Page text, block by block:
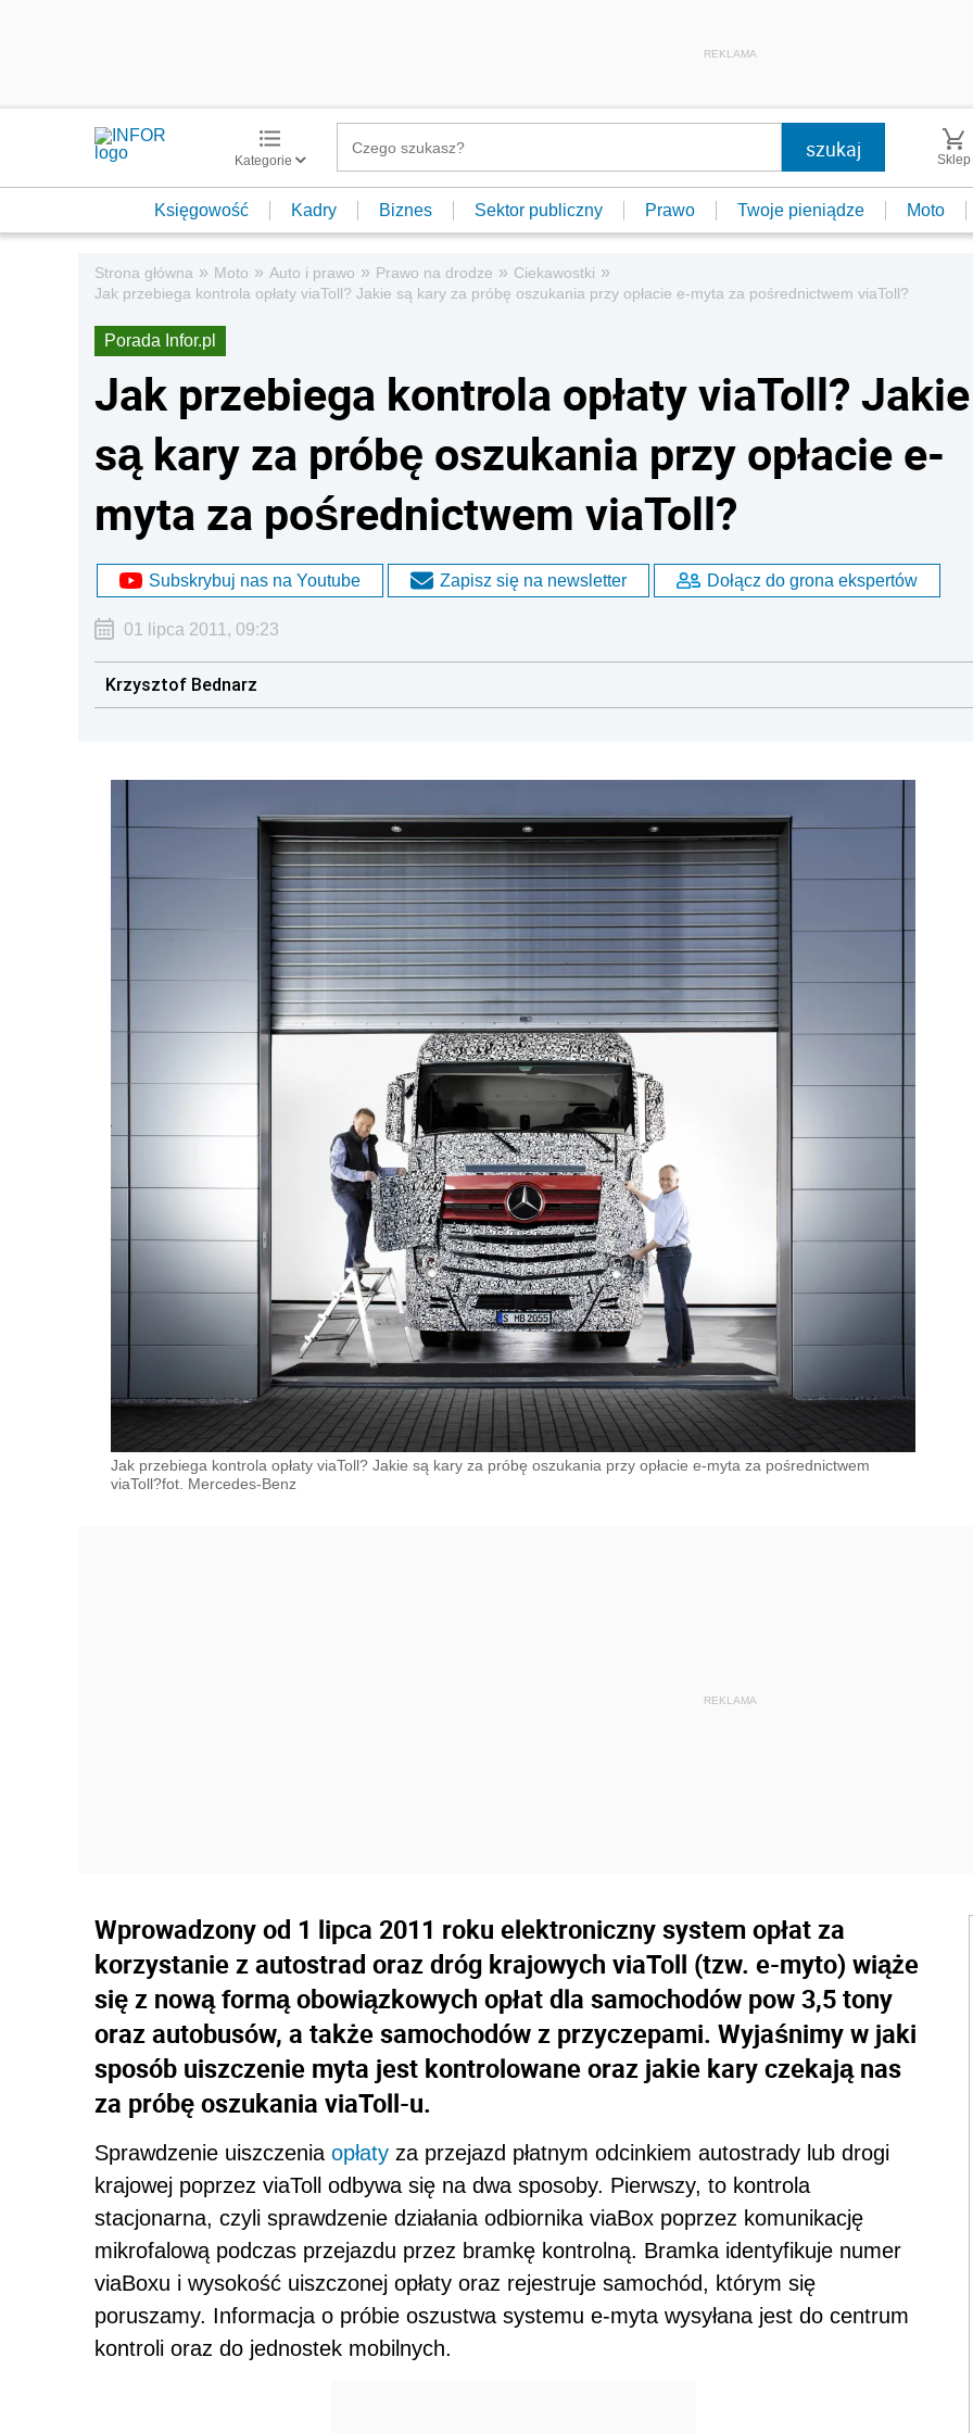
REKLAMA
Kategorie Sklep
Księgowość Kadry Biznes Sektor publiczny Prawo Twoje pieniądze Moto
Strona główna » Moto » Auto i prawo » Prawo na drodze » Ciekawostki »
Jak przebiega kontrola opłaty viaToll? Jakie są kary za próbę oszukania przy opłacie e-myta za pośrednictwem viaToll?
Porada Infor.pl
Jak przebiega kontrola opłaty viaToll? Jakie
są kary za próbę oszukania przy opłacie e-
myta za pośrednictwem viaToll?
Subskrybuj nas na Youtube Zapisz się na newsletter Dołącz do grona ekspertów
01 lipca 2011, 09:23
Krzysztof Bednarz
Jak przebiega kontrola opłaty viaToll? Jakie są kary za próbę oszukania przy opłacie e-myta za pośrednictwem
viaToll?fot. Mercedes-Benz
Wprowadzony od 1 lipca 2011 roku elektroniczny system opłat za
korzystanie z autostrad oraz dróg krajowych viaToll (tzw. e-myto) wiąże
się z nową formą obowiązkowych opłat dla samochodów pow 3,5 tony
oraz autobusów, a także samochodów z przyczepami. Wyjaśnimy w jaki
sposób uiszczenie myta jest kontrolowane oraz jakie kary czekają nas
za próbę oszukania viaToll-u.
Sprawdzenie uiszczenia opłaty za przejazd płatnym odcinkiem autostrady lub drogi
krajowej poprzez viaToll odbywa się na dwa sposoby. Pierwszy, to kontrola
stacjonarna, czyli sprawdzenie działania odbiornika viaBox poprzez komunikację
mikrofalową podczas przejazdu przez bramkę kontrolną. Bramka identyfikuje numer
viaBoxu i wysokość uiszczonej opłaty oraz rejestruje samochód, którym się
poruszamy. Informacja o próbie oszustwa systemu e-myta wysyłana jest do centrum
kontroli oraz do jednostek mobilnych.